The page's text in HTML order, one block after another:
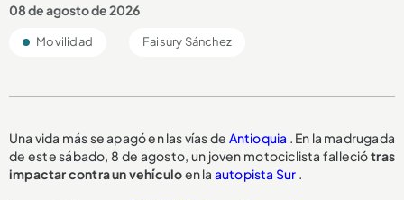
08 de agosto de 2026
Movilidad Faisury Sánchez
Una vida más se apagó en las vías de Antioquia . En la madrugada
de este sábado, 8 de agosto, un joven motociclista falleciótras
impactar contra un vehículoen la autopista Sur .